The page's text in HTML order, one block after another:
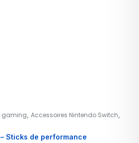
gaming, Accessoires Nintendo Switch,
Sticks de performance